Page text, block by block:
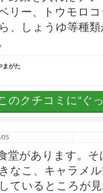
リー、トウモロ
、しょうゆ等種
まがた
のクチコミに“ぐ
05
堂があります。
なこ、キャラメ
ているところが